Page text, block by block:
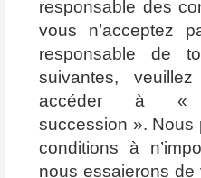
responsable des
vous n’acceptez
responsable de
suivantes,
accéder à «
succession ». Nous
conditions à
nous essaierons